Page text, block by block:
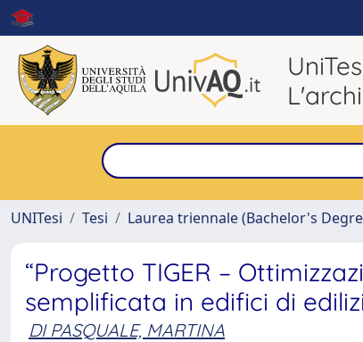
UNITesi
Tesi Laurea triennale (Bachelor's
“Progetto TIGER –
semplificata in edifici di
DI PASQUALE, MARTINA